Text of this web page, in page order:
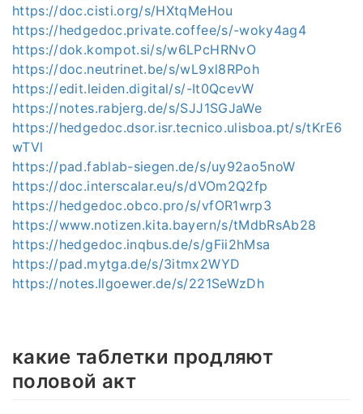
https://doc.cisti.org/s/HXtqMeHou
https://hedgedoc.private.coffee/s/-woky4ag4
https://dok.kompot.si/s/w6LPcHRNvO
https://doc.neutrinet.be/s/wL9xl8RPoh
https://edit.leiden.digital/s/-It0QcevW
https://notes.rabjerg.de/s/SJJ1SGJaWe
https://hedgedoc.dsor.isr.tecnico.ulisboa.pt/s/tKrE6
wTVl
https://pad.fablab-siegen.de/s/uy92ao5noW
https://doc.interscalar.eu/s/dVOm2Q2fp
https://hedgedoc.obco.pro/s/vfOR1wrp3
https://www.notizen.kita.bayern/s/tMdbRsAb28
https://hedgedoc.inqbus.de/s/gFii2hMsa
https://pad.mytga.de/s/3itmx2WYD
https://notes.llgoewer.de/s/221SeWzDh
какие таблетки продляют
половой акт